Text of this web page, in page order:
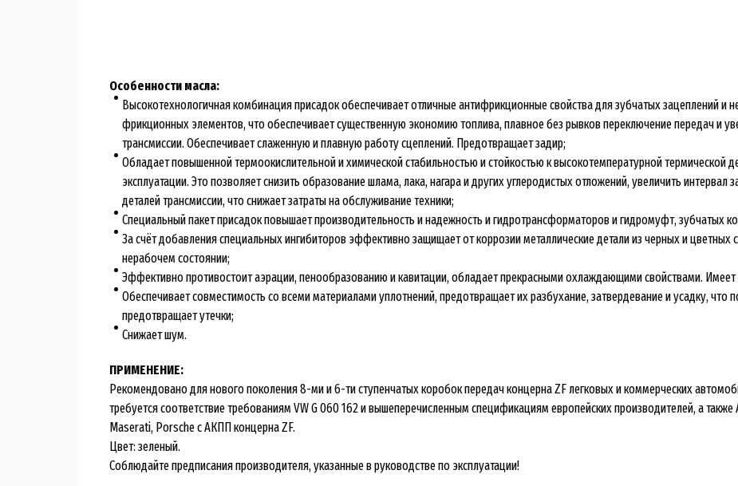
Особенности масла:
Высокотехнологичная комбинация присадок обеспечивает отличные антифрикционные свойства для зубчатых зацеплений и
фрикционных элементов, что обеспечивает существенную экономию топлива, плавное без рывков переключение передач и
трансмиссии. Обеспечивает слаженную и плавную работу сцеплений. Предотвращает задир;
Обладает повышенной термоокислительной и химической стабильностью и стойкостью к высокотемпературной термической
эксплуатации. Это позволяет снизить образование шлама, лака, нагара и других углеродистых отложений, увеличить
деталей трансмиссии, что снижает затраты на обслуживание техники;
Специальный пакет присадок повышает производительность и надежность и гидротрансформаторов и гидромуфт, зубчатых
За счёт добавления специальных ингибиторов эффективно защищает от коррозии металлические детали из черных и цветных
нерабочем состоянии;
Эффективно противостоит аэрации, пенообразованию и кавитации, обладает прекрасными охлаждающими свойствами. Имеет
Обеспечивает совместимость со всеми материалами уплотнений, предотвращает их разбухание, затвердевание и усадку, что
предотвращает утечки;
Снижает шум.
ПРИМЕНЕНИЕ:
Рекомендовано для нового поколения 8-ми и 6-ти ступенчатых коробок передач концерна ZF легковых и коммерческих
требуется соответствие требованиям VW G 060 162 и вышеперечисленным спецификациям европейских производителей, а
Maserati, Porsche с АКПП концерна ZF.
Цвет: зеленый.
Соблюдайте предписания производителя, указанные в руководстве по эксплуатации!